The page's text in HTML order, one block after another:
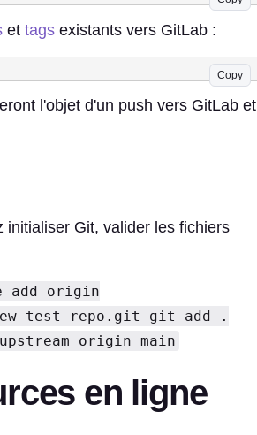
et tagsexistants vers GitLab :
Copy
l'objet d'un push vers GitLab et
Git, valider les fichiers
add origin
test-repo.git git add .
origin main
en ligne